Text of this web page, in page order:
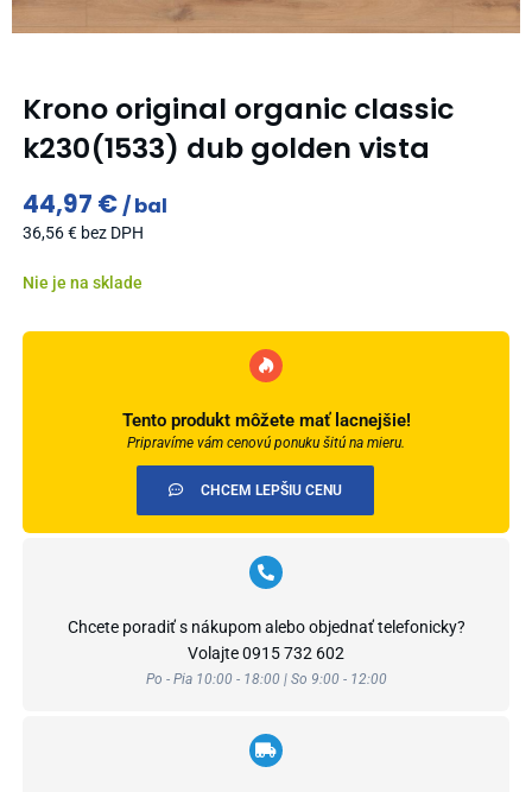
Krono original organic classic
k230(1533) dub golden vista
44,97 € bal
36,56€ bez DPH
Nie je na sklade
Tento produkt môžete mať lacnejšie!
Pripravíme vám cenovú ponuku šitú na mieru.
CHCEM LEPŠIU CENU
Chcete poradiť s nákupom alebo objednať telefonicky?
Volajte0915 732 602
Po - Pia 10:00 - 18:00 | So 9:00 - 12:00